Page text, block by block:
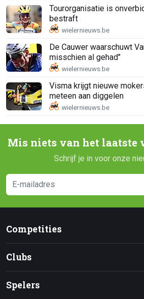
Tourorganisatie is
bestraft
De Cauwer waarschuwt
misschien al gehad"
Visma krijgt nieuwe
meteen aan diggelen
Mis niets van het laatste
Schrijf je in voor onze
Competities
Clubs
Spelers